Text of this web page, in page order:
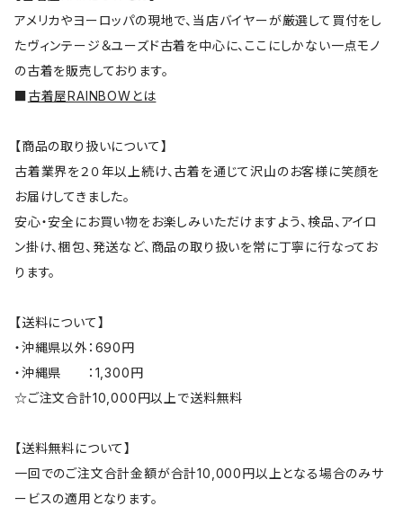
アメリカやヨーロッパの現地で、当店バイヤーが厳選して買付をし
たヴィンテージ＆ユーズド古着を中心に、ここにしかない一点モノ
の古着を販売しております。
■古着屋RAINBOWとは
【商品の取り扱いについて】
古着業界を２０年以上続け、古着を通じて沢山のお客様に笑顔を
お届けしてきました。
安心・安全にお買い物をお楽しみいただけますよう、検品、アイロ
ン掛け、梱包、発送など、商品の取り扱いを常に丁寧に行なってお
ります。
【送料について】
・沖縄県以外：690円
・沖縄県 ：1,300円
☆ご注文合計10,000円以上で送料無料
【送料無料について】
一回でのご注文合計金額が合計10,000円以上となる場合のみサ
ービスの適用となります。